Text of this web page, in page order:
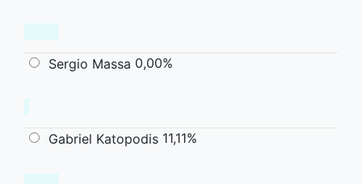
Sergio Massa 0,00%
Gabriel Katopodis 11,11%